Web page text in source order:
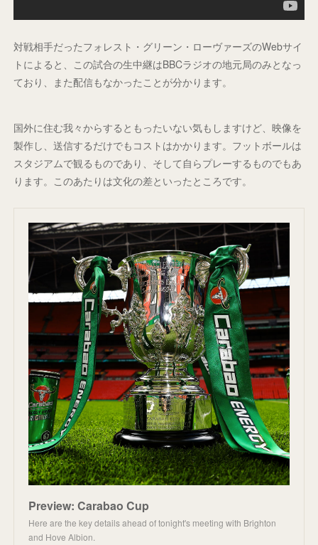
対戦相手だったフォレスト・グリーン・ローヴァーズのWebサイ
トによると、この試合の生中継はBBCラジオの地元局のみとなっ
ており、また配信もなかったことが分かります。
国外に住む我々からするともったいない気もしますけど、映像を
製作し、送信するだけでもコストはかかります。フットボールは
スタジアムで観るものであり、そして自らプレーするものでもあ
ります。このあたりは文化の差といったところです。
Preview: Carabao Cup
Here are the key details ahead of tonight's meeting with Brighton
and Hove Albion.